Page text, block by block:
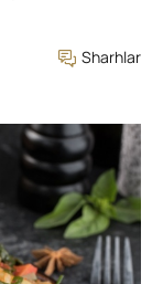
Sharhlar